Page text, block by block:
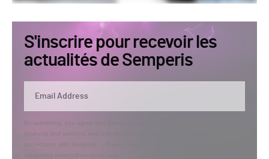
S'inscrire pour recevoir les
actualités de Semperis
By submitting, you agree that Semperis may send you information regarding its
products and services, and use and process your personal information in
accordance with Semperis’
contacting privacy@semperis.com.